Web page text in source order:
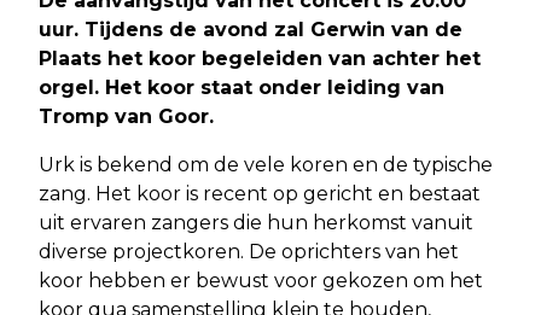
uur. Tijdens de avond zal Gerwin van de
Plaats het koor begeleiden van achter het
orgel. Het koor staat onder leiding van
Tromp van Goor.
Urk is bekend om de vele koren en de typische
zang. Het koor is recent op gericht en bestaat
uit ervaren zangers die hun herkomst vanuit
diverse projectkoren. De oprichters van het
koor hebben er bewust voor gekozen om het
koor qua samenstelling klein te houden,